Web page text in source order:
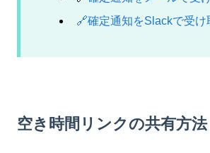
🔗確定通知をSlackで受け
空き時間リンクの共有方法